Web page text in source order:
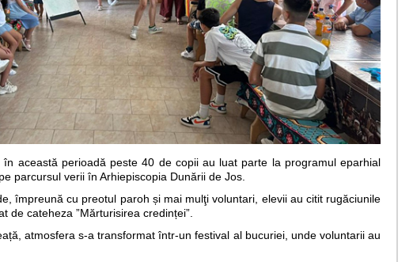
această perioadă peste 40 de copii au luat parte la programul eparhial
parcursul verii în Arhiepiscopia Dunării de Jos.
împreună cu preotul paroh și mai mulţi voluntari, elevii au citit rugăciunile
de cateheza ”Mărturisirea credinței”.
atmosfera s-a transformat într-un festival al bucuriei, unde voluntarii au